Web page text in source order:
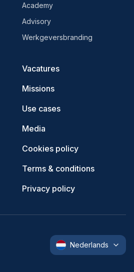
Academy
Advisory
Werkgeversbranding
Vacatures
Missions
Use cases
Media
Cookies policy
Terms & conditions
Privacy policy
Nederlands